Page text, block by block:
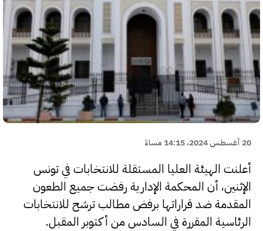
20 أغسطس 2024، 14:15 مساءً
أعلنت الهيئة العليا المستقلة للانتخابات في تونس
الإثنين، أن المحكمة الإدارية رفضت جميع الطعون
المقدمة ضد قراراتها برفض مطالب ترشح للانتخابات
الرئاسية المقررة في السادس من أكتوبر المقبل.